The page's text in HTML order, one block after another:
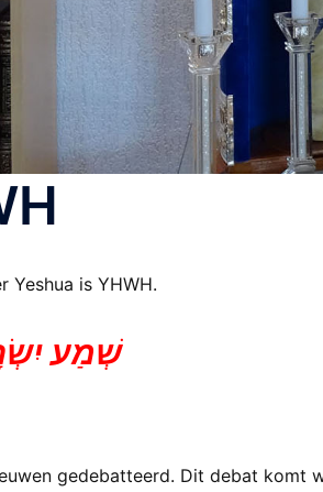
Yeshua is YHWH.
שְׁמַע
gedebatteerd. Dit debat